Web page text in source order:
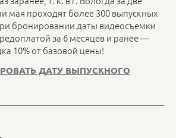
мая проходят более 300 выпускных
бронировании даты видеосъемки
за 6 месяцев и ранее —
10% от базовой цены!
ДАТУ ВЫПУСКНОГО